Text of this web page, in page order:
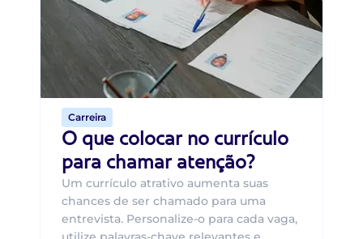
Carreira
O que colocar no currículo
para chamar atenção?
Um currículo atrativo aumenta suas
chances de ser chamado para uma
entrevista. Personalize-o para cada vaga,